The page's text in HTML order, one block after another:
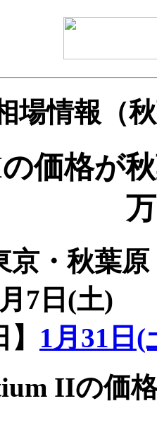
場情報（
価格が
京・秋葉原
7日(土)
1月31日(
IIの価